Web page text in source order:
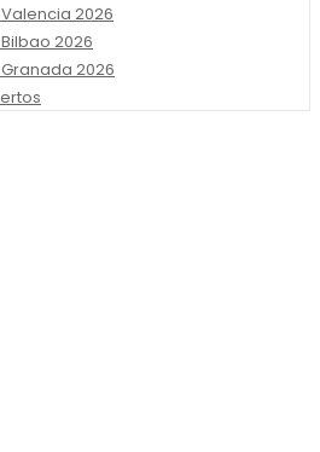
2026
2026
2026